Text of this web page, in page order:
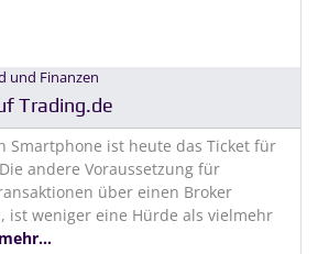
und Finanzen
Trading.de
Smartphone ist heute das Ticket für
andere Voraussetzung für
über einen Broker
ist weniger eine Hürde als vielmehr
mehr...